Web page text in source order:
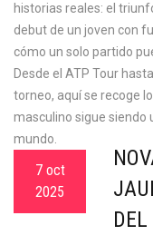
historias reales: el
debut de un joven con
cómo un solo partido
Desde el ATP Tour
torneo, aquí se recoge
masculino sigue siendo
mundo.
7 oct
2025